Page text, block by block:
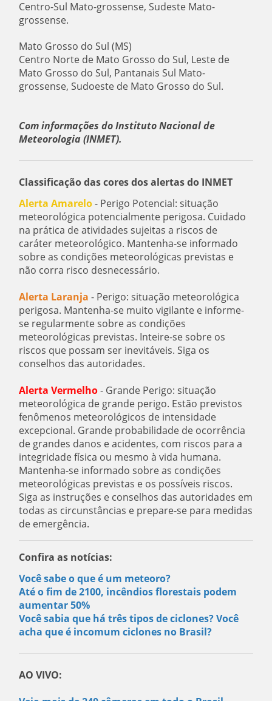
Centro-Sul Mato-grossense, Sudeste Mato-
grossense.
Mato Grosso do Sul (MS)
Centro Norte de Mato Grosso do Sul, Leste de
Mato Grosso do Sul, Pantanais Sul Mato-
grossense, Sudoeste de Mato Grosso do Sul.
Com informações do Instituto Nacional de
Meteorologia (INMET).
Classificação das cores dos alertas do INMET
Alerta Amarelo- Perigo Potencial: situação
meteorológica potencialmente perigosa. Cuidado
na prática de atividades sujeitas a riscos de
caráter meteorológico. Mantenha-se informado
sobre as condições meteorológicas previstas e
não corra risco desnecessário.
Alerta Laranja - Perigo: situação meteorológica
perigosa. Mantenha-se muito vigilante e informe-
se regularmente sobre as condições
meteorológicas previstas. Inteire-se sobre os
riscos que possam ser inevitáveis. Siga os
conselhos das autoridades.
Alerta Vermelho- Grande Perigo: situação
meteorológica de grande perigo. Estão previstos
fenômenos meteorológicos de intensidade
excepcional. Grande probabilidade de ocorrência
de grandes danos e acidentes, com riscos para a
integridade física ou mesmo à vida humana.
Mantenha-se informado sobre as condições
meteorológicas previstas e os possíveis riscos.
Siga as instruções e conselhos das autoridades em
todas as circunstâncias e prepare-se para medidas
de emergência.
Confira as notícias:
Você sabe o que é um meteoro?
Até o fim de 2100, incêndios florestais podem
aumentar 50%
Você sabia que há três tipos de ciclones? Você
acha que é incomum ciclones no Brasil?
AO VIVO: